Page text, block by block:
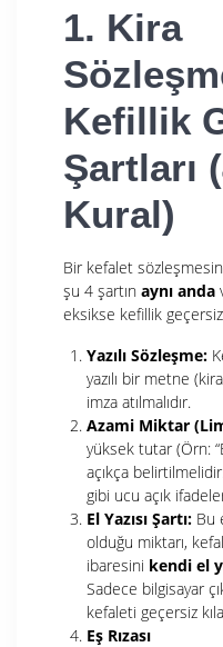
1. Kira
Kefillik
Şartları
Kural)
Bir kefalet
şu 4 şartın aynı anda
eksikse kefillik
Yazılı Sözleşme:
yazılı bir metne
imza atılmalıdır.
Azami Miktar
yüksek tutar (Örn:
açıkça
gibi ucu açık
El Yazısı Şartı: Bu
olduğu miktarı,
ibaresini kendi el
Sadece bilgisayar
kefaleti geçersiz
Eş Rızası